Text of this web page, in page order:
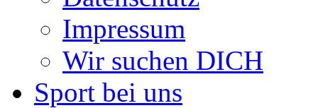
Impressum
Wir suchen DICH
Sport bei uns